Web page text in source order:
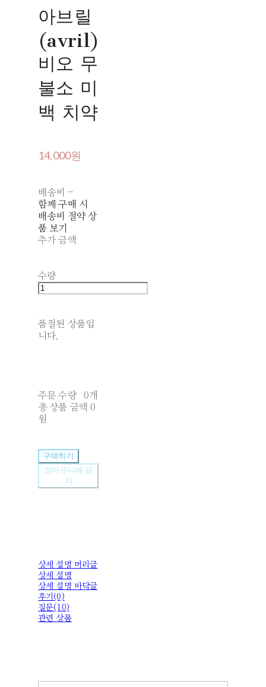
아브릴
(avril)
비오 무
불소 미
백 치약
14,000원
배송비 -
함께 구매 시
배송비 절약 상
품 보기
추가 금액
수량
품절된 상품입
니다.
주문 수량
0개
총 상품 금액 0
원
구매하기
장바구니에 담
기
상세 설명 머리글
상세 설명
상세 설명 바닥글
후기(0)
질문(10)
관련 상품